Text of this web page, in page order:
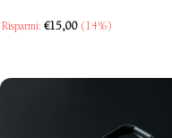
Risparmi: €15,00 (14%)